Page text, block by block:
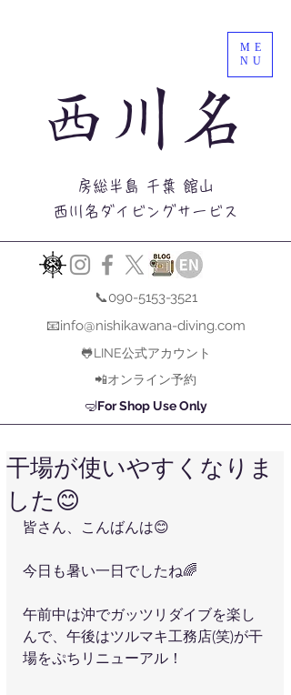
房総半島 千葉 館山
西川名ダイビングサービス
西川名
📞090-5153-3521
📧info@nishikawana-diving.com
🐸LINE公式アカウント
📲オンライン予約
🤿For Shop Use Only
ME
NU
干場が使いやすくなりま
した😊
皆さん、こんばんは😊
今日も暑い一日でしたね🌈
午前中は沖でガッツリダイブを楽し
んで、午後はツルマキ工務店(笑)が干
場をぷちリニューアル！